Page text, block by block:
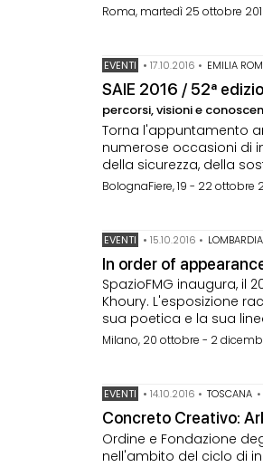
Roma, martedì 25 ottobre
EVENTI •17.10.2016 • EMILIA
SAIE 2016 / 52ª
percorsi, visioni e
Torna l'appuntamento
numerose occasioni di
della sicurezza, della
BolognaFiere, 19 - 22 ottobre
EVENTI •15.10.2016 • LOMBARDIA
In order of
SpazioFMG inaugura, il
Khoury. L'esposizione
sua poetica e la sua
Milano, 20 ottobre - 2
EVENTI •14.10.2016 • TOSCANA •
Concreto Creativo:
Ordine e Fondazione
nell'ambito del ciclo di